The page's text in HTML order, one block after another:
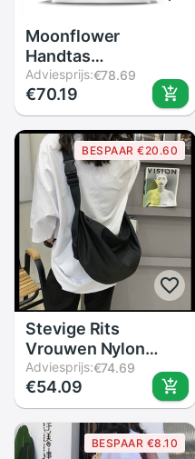
Moonflower
Handtas
Moonflower Top-
Handvat Tassen
Grote Capaciteit
Patroon Lederen
Draagtas Vrouwen
Handtassen
Adviesprijs:€78.69
€70.19
BESPAAR €20.60
Stevige Rits
Vrouwen Nylon
Hobo Crossbody
Schoudertassen
Grote Tote Purse
Casual Reizen
Boodschappentas
Adviesprijs:€74.69
€54.09
BESPAAR €8.10